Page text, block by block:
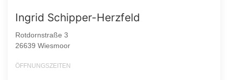
Ingrid Schipper-Herzfeld
Rotdornstraße 3
26639 Wiesmoor
ÖFFNUNGSZEITEN